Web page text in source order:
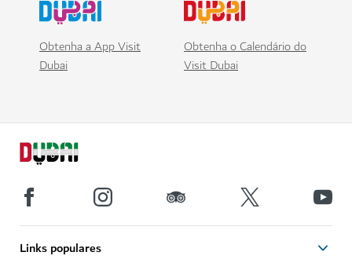
Obtenha a App Visit
Dubai
Obtenha o Calendário do
Visit Dubai
Links populares